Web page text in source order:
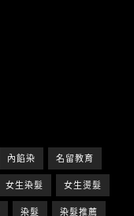
內餡染 名留教育
女生染髮 女生燙髮
染髮 染髮推薦